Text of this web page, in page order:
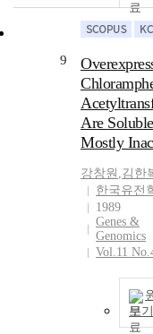
9
Are
Mostly
강창원 ,김한
한국유전
1989
Genes &
Genomics
Vol.11
보기